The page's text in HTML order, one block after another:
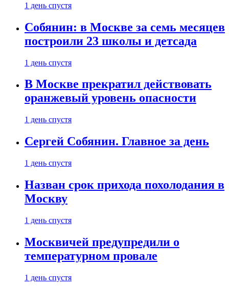
1 день спустя
Собянин: в Москве за семь месяцев
построили 23 школы и детсада
1 день спустя
В Москве прекратил действовать
оранжевый уровень опасности
1 день спустя
Сергей Собянин. Главное за день
1 день спустя
Назван срок прихода похолодания в
Москву
1 день спустя
Москвичей предупредили о
температурном провале
1 день спустя